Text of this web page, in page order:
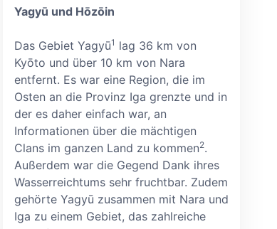
Yagyū und Hōzōin
Das Gebiet Yagyū1 lag 36 km von
Kyōto und über 10 km von Nara
entfernt. Es war eine Region, die im
Osten an die Provinz Iga grenzte und in
der es daher einfach war, an
Informationen über die mächtigen
Clans im ganzen Land zu kommen2.
Außerdem war die Gegend Dank ihres
Wasserreichtums sehr fruchtbar. Zudem
gehörte Yagyū zusammen mit Nara und
Iga zu einem Gebiet, das zahlreiche